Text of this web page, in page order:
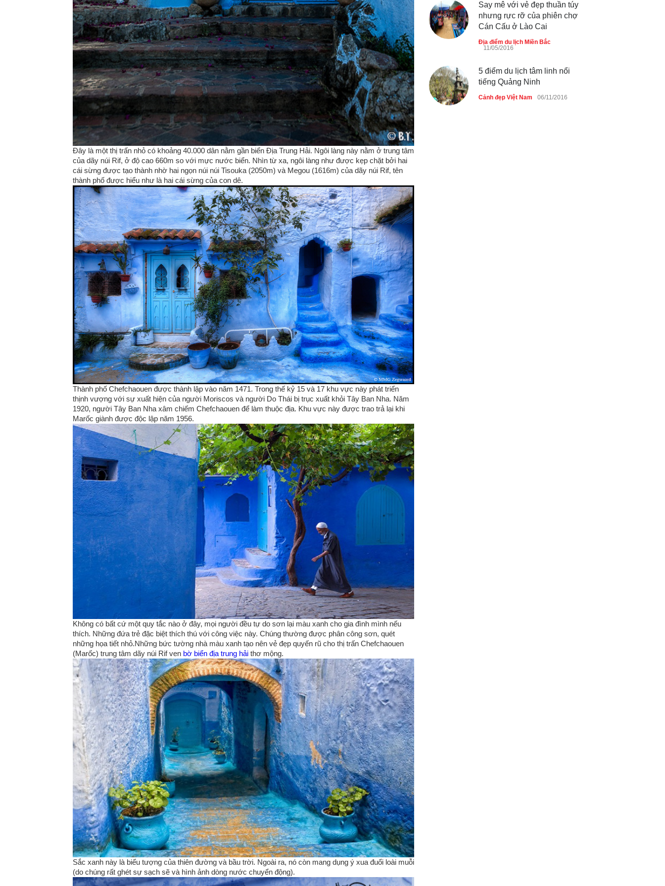
Đây là một thị trấn nhỏ có khoảng 40.000 dân nằm gần biển Địa Trung Hải. Ngôi làng này nằm ở trung tâm
của dãy núi Rif, ở độ cao 660m so với mực nước biển. Nhìn từ xa, ngôi làng như được kẹp chặt bởi hai
cái sừng được tạo thành nhờ hai ngọn núi núi Tisouka (2050m) và Megou (1616m) của dãy núi Rif, tên
thành phố được hiểu như là hai cái sừng của con dê.
Thành phố Chefchaouen được thành lập vào năm 1471. Trong thế kỷ 15 và 17 khu vực này phát triển
thịnh vượng với sự xuất hiện của người Moriscos và người Do Thái bị trục xuất khỏi Tây Ban Nha. Năm
1920, người Tây Ban Nha xâm chiếm Chefchaouen để làm thuộc địa. Khu vực này được trao trả lại khi
Marốc giành được độc lập năm 1956.
Không có bất cứ một quy tắc nào ở đây, mọi người đều tự do sơn lại màu xanh cho gia đình mình nếu
thích. Những đứa trẻ đặc biệt thích thú với công việc này. Chúng thường được phân công sơn, quét
những họa tiết nhỏ.Những bức tường nhà màu xanh tạo nên vẻ đẹp quyến rũ cho thị trấn Chefchaouen
(Marốc) trung tâm dãy núi Rif ven bờ biển địa trung hải thơ mộng.
Sắc xanh này là biểu tượng của thiên đường và bầu trời. Ngoài ra, nó còn mang dụng ý xua đuổi loài muỗi
(do chúng rất ghét sự sạch sẽ và hình ảnh dòng nước chuyển động).
Say mê với vẻ đẹp thuần túy
nhưng rực rỡ của phiên chợ
Cán Cấu ở Lào Cai
Địa điểm du lịch Miền Bắc
11/05/2016
5 điểm du lịch tâm linh nổi
tiếng Quảng Ninh
Cảnh đẹp Việt Nam 06/11/2016